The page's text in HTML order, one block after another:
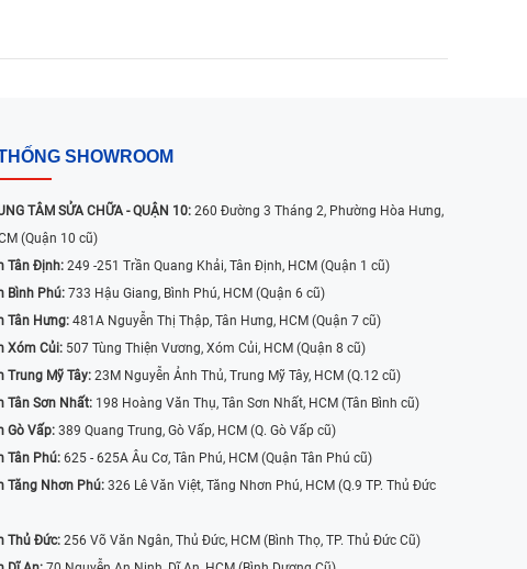
SHOWROOM
TÂM SỬA CHỮA - QUẬN 10: 260 Đường 3 Tháng 2, Phường Hòa Hưng,
(Quận 10 cũ)
Tân Định: 249 -251 Trần Quang Khải, Tân Định, HCM (Quận 1 cũ)
Bình Phú: 733 Hậu Giang, Bình Phú, HCM (Quận 6 cũ)
Tân Hưng: 481A Nguyễn Thị Thập, Tân Hưng, HCM (Quận 7 cũ)
Xóm Củi: 507 Tùng Thiện Vương, Xóm Củi, HCM (Quận 8 cũ)
Trung Mỹ Tây: 23M Nguyễn Ảnh Thủ, Trung Mỹ Tây, HCM (Q.12 cũ)
Tân Sơn Nhất: 198 Hoàng Văn Thụ, Tân Sơn Nhất, HCM (Tân Bình cũ)
Gò Vấp: 389 Quang Trung, Gò Vấp, HCM (Q. Gò Vấp cũ)
Tân Phú: 625 - 625A Âu Cơ, Tân Phú, HCM (Quận Tân Phú cũ)
Tăng Nhơn Phú: 326 Lê Văn Việt, Tăng Nhơn Phú, HCM (Q.9 TP. Thủ Đức
Thủ Đức: 256 Võ Văn Ngân, Thủ Đức, HCM (Bình Thọ, TP. Thủ Đức Cũ)